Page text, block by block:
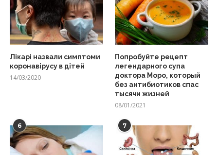
Лікарі назвали симптоми
коронавірусу в дітей
14/03/2020
Попробуйте рецепт
легендарного супа
доктора Моро, который
без антибиотиков спас
тысячи жизней
08/01/2021
6 7